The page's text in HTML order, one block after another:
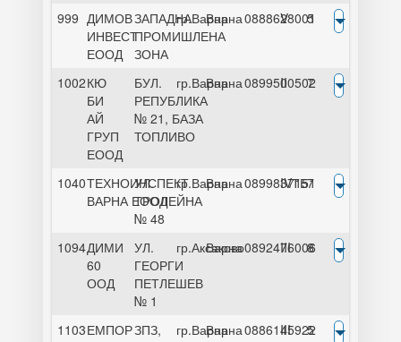
999 ДИМОВ
ИНВЕСТ
ЕООД
ЗАПАДНА
ПРОМИШЛЕНА
ЗОНА
гр.Варна
Варна0888628001
V 5
1002КЮ
БИ
АЙ
ГРУП
ЕООД
БУЛ.
РЕПУБЛИКА
№ 21, БАЗА
ТОПЛИВО
гр.Варна
Варна0899500502
II 7
1040ТЕХНОИНСПЕКТ
ВАРНА ЕООД
УЛ.
ТРОЛЕЙНА
№ 48
гр.Варна
Варна0899837151
IVТБ7
1094ДИМИ
60
ООД
УЛ.
ГЕОРГИ
ПЕТЛЕШЕВ
№ 1
гр.Аксаково
Варна0892476006
III 8
1103ЕМПОРЗПЗ,
гр.Варна
Варна0886145922
III 5